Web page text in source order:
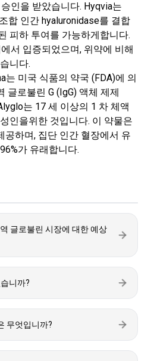
인을 받았습니다. Hyqvia는
합 인간 hyaluronidase를 결합
피하 투여를 가능하게합니다.
서 입증되었으며, 위약에 비해
니다.
는 미국 식품의 약국 (FDA)에 의
글로불린 G (IgG) 액체 제제
는 17 세 이상의 1 차 체액
인을위한 것입니다. 이 약물은
하며, 집단 인간 혈장에서 유
가 유래합니다.
글로불린 시장에 대한 예상
니까?
무엇입니까?